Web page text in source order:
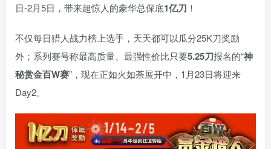
日-2月5日，带来超惊人的豪华总保底1亿刀 ！
不仅每日猎人战力榜上选手，天天都可以瓜分25K刀奖励
外；系列赛号称最高质量、最强性价比只要5.25刀报名的“神
秘赏金百W赛”，现在正如火如荼展开中，1月23日将迎来
Day2。